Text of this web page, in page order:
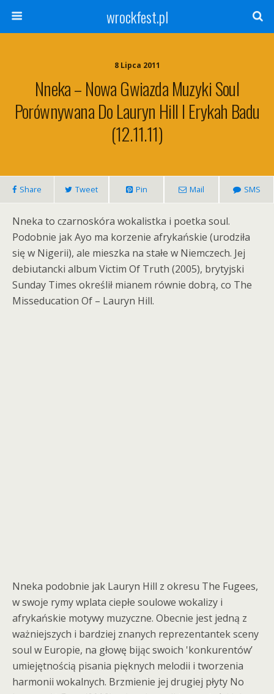
wrockfest.pl
8 Lipca 2011
Nneka – Nowa Gwiazda Muzyki Soul
Porównywana Do Lauryn Hill I Erykah Badu
(12.11.11)
Share Tweet Pin Mail SMS
Nneka to czarnoskóra wokalistka i poetka soul.
Podobnie jak Ayo ma korzenie afrykańskie (urodziła
się w Nigerii), ale mieszka na stałe w Niemczech. Jej
debiutancki album Victim Of Truth (2005), brytyjski
Sunday Times określił mianem równie dobrą, co The
Misseducation Of – Lauryn Hill.
Nneka podobnie jak Lauryn Hill z okresu The Fugees,
w swoje rymy wplata ciepłe soulowe wokalizy i
afrykańskie motywy muzyczne. Obecnie jest jedną z
ważniejszych i bardziej znanych reprezentantek sceny
soul w Europie, na głowę bijąc swoich 'konkurentów’
umiejętnością pisania pięknych melodii i tworzenia
harmonii wokalnych. Brzmienie jej drugiej płyty No